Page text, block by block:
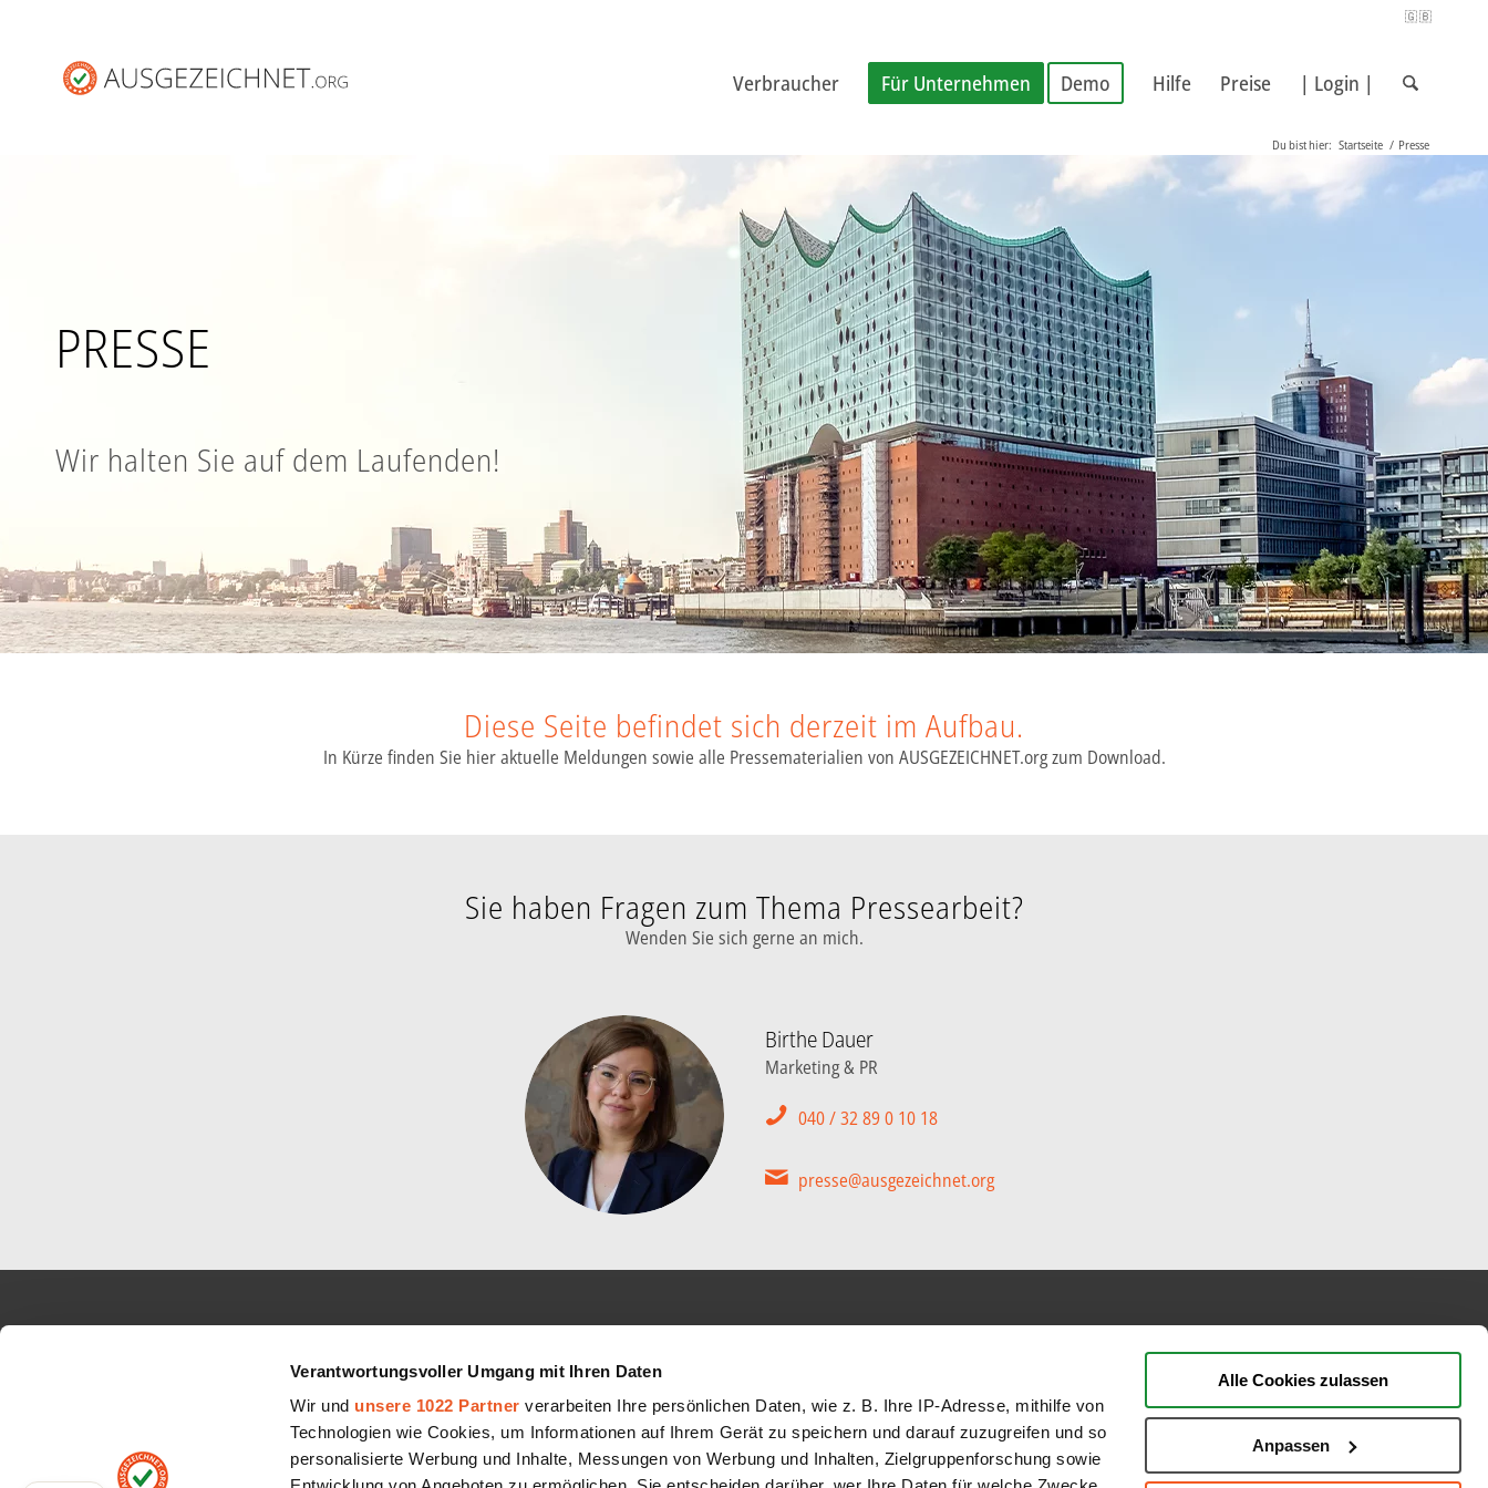
Verantwortungsvoller Umgang mit Ihren Daten
Wir und unsere 1022 Partner verarbeiten Ihre persönlichen Daten, wie z. B. Ihre IP-Adresse, mithilfe von
Technologien wie Cookies, um Informationen auf Ihrem Gerät zu speichern und darauf zuzugreifen und so
personalisierte Werbung und Inhalte, Messungen von Werbung und Inhalten, Zielgruppenforschung sowie
Alle Cookies zulassen
Anpassen
🇬🇧
Verbraucher Für Unternehmen Demo Hilfe Preise | Login |
Du bist hier: Startseite / Presse
PRESSE
Wir halten Sie auf dem Laufenden!
Diese Seite befindet sich derzeit im Aufbau.
In Kürze finden Sie hier aktuelle Meldungen sowie alle Pressematerialien von AUSGEZEICHNET.org zum Download.
Sie haben Fragen zum Thema Pressearbeit?
Wenden Sie sich gerne an mich.
Birthe Dauer
Marketing & PR
040 / 32 89 0 10 18
presse@ausgezeichnet.org
Schlichtungsverfahren
Jobs
Partner
FAQ
AGB
BEWERTUNGEN